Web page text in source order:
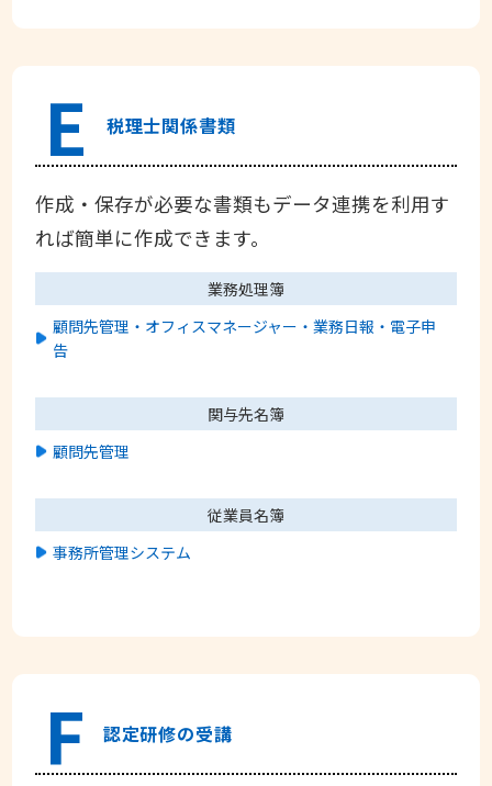
E 税理士関係書類
作成・保存が必要な書類もデータ連携を利用す
れば簡単に作成できます。
業務処理簿
顧問先管理・オフィスマネージャー・業務日報・電子申
告
関与先名簿
顧問先管理
従業員名簿
事務所管理システム
F 認定研修の受講